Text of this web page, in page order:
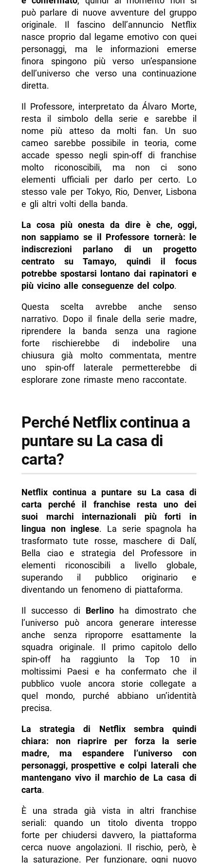
può parlare di nuove avventure del gruppo
originale. Il fascino dell’annuncio Netflix
nasce proprio dal legame emotivo con quei
personaggi, ma le informazioni emerse
finora spingono più verso un’espansione
dell’universo che verso una continuazione
diretta.
Il Professore, interpretato da Álvaro Morte,
resta il simbolo della serie e sarebbe il
nome più atteso da molti fan. Un suo
cameo sarebbe possibile in teoria, come
accade spesso negli spin-off di franchise
molto riconoscibili, ma non ci sono
elementi ufficiali per darlo per certo. Lo
stesso vale per Tokyo, Rio, Denver, Lisbona
e gli altri volti della banda.
La cosa più onesta da dire è che, oggi,
non sappiamo se il Professore tornerà: le
indiscrezioni parlano di un progetto
centrato su Tamayo, quindi il focus
potrebbe spostarsi lontano dai rapinatori e
più vicino alle conseguenze del colpo.
Questa scelta avrebbe anche senso
narrativo. Dopo il finale della serie madre,
riprendere la banda senza una ragione
forte rischierebbe di indebolire una
chiusura già molto commentata, mentre
uno spin-off laterale permetterebbe di
esplorare zone rimaste meno raccontate.
Perché Netflix continua a
puntare su La casa di
carta?
Netflix continua a puntare su La casa di
carta perché il franchise resta uno dei
suoi marchi internazionali più forti in
lingua non inglese. La serie spagnola ha
trasformato tute rosse, maschere di Dalí,
Bella ciao e strategia del Professore in
elementi riconoscibili a livello globale,
superando il pubblico originario e
diventando un fenomeno di piattaforma.
Il successo di Berlino ha dimostrato che
l’universo può ancora generare interesse
anche senza riproporre esattamente la
squadra originale. Il primo capitolo dello
spin-off ha raggiunto la Top 10 in
moltissimi Paesi e ha confermato che il
pubblico vuole ancora storie collegate a
quel mondo, purché abbiano un’identità
precisa.
La strategia di Netflix sembra quindi
chiara: non riaprire per forza la serie
madre, ma espandere l’universo con
personaggi, prospettive e colpi laterali che
mantengano vivo il marchio de La casa di
carta.
È una strada già vista in altri franchise
seriali: quando un titolo diventa troppo
forte per chiudersi davvero, la piattaforma
cerca nuove angolazioni. Il rischio, però, è
la saturazione. Per funzionare, ogni nuovo